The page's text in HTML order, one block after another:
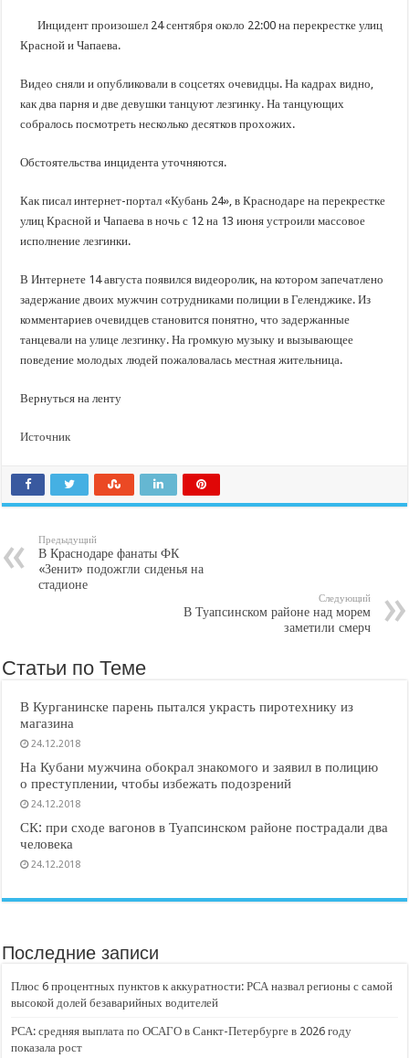
Важные правила обращения в вашу страховую компанию
Стартовал прием заявок на 20-й юбилейный молодежный форум «Регион 93»
Инцидент произошел 24 сентября около 22:00 на перекрестке улиц
Красной и Чапаева.
Видео сняли и опубликовали в соцсетях очевидцы. На кадрах видно,
как два парня и две девушки танцуют лезгинку. На танцующих
собралось посмотреть несколько десятков прохожих.
Обстоятельства инцидента уточняются.
Как писал интернет-портал «Кубань 24», в Краснодаре на перекрестке
улиц Красной и Чапаева в ночь с 12 на 13 июня устроили массовое
исполнение лезгинки.
В Интернете 14 августа появился видеоролик, на котором запечатлено
задержание двоих мужчин сотрудниками полиции в Геленджике. Из
комментариев очевидцев становится понятно, что задержанные
танцевали на улице лезгинку. На громкую музыку и вызывающее
поведение молодых людей пожаловалась местная жительница.
Вернуться на ленту
Источник
Предыдущий
В Краснодаре фанаты ФК
«Зенит» подожгли сиденья на
стадионе
Следующий
В Туапсинском районе над морем
заметили смерч
Статьи по Теме
В Курганинске парень пытался украсть пиротехнику из
магазина
24.12.2018
На Кубани мужчина обокрал знакомого и заявил в полицию
о преступлении, чтобы избежать подозрений
24.12.2018
СК: при сходе вагонов в Туапсинском районе пострадали два
человека
24.12.2018
Последние записи
Плюс 6 процентных пунктов к аккуратности: РСА назвал регионы с самой
высокой долей безаварийных водителей
РСА: средняя выплата по ОСАГО в Санкт-Петербурге в 2026 году
показала рост